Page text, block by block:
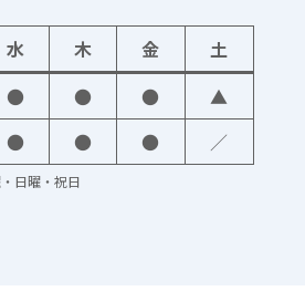
水 木 金 土
● ● ● ▲
● ● ● ／
日曜・祝日